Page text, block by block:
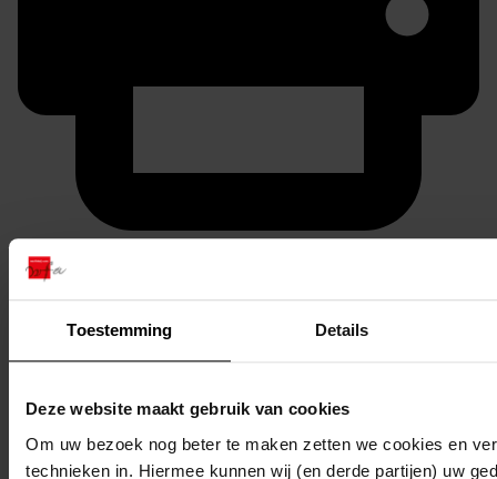
Toestemming Details
Deze website maakt gebruik van cookies
Om uw bezoek nog beter te maken zetten we cookies en
technieken in. Hiermee kunnen wij (en derde partijen) uw
Printen
duurzaam webadres
Inventaris
613Plaatsen van een broeikas, 1953-1953